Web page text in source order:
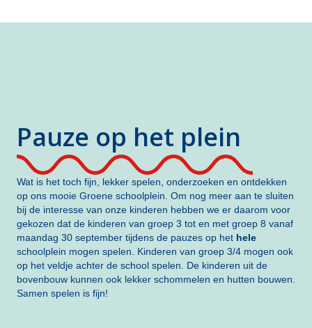
Pauze op het plein
Wat is het toch fijn, lekker spelen, onderzoeken en ontdekken
op ons mooie Groene schoolplein. Om nog meer aan te sluiten
bij de interesse van onze kinderen hebben we er daarom voor
gekozen dat de kinderen van groep 3 tot en met groep 8 vanaf
maandag 30 september tijdens de pauzes op het hele
schoolplein mogen spelen. Kinderen van groep 3/4 mogen ook
op het veldje achter de school spelen. De kinderen uit de
bovenbouw kunnen ook lekker schommelen en hutten bouwen.
Samen spelen is fijn!